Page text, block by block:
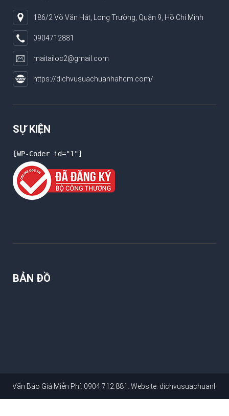
186/2 Võ Văn Hát, Long Trường, Quận 9, Hồ Chí Minh
0904712881
maitailoc2@gmail.com
https://dichvusuachuanhahcm.com/
SỰ KIỆN
[WP-Coder id="1"]
BẢN ĐỒ
Giá Miễn Phí: 0904.712.881. Website:dichvusuachuanhahcm.com